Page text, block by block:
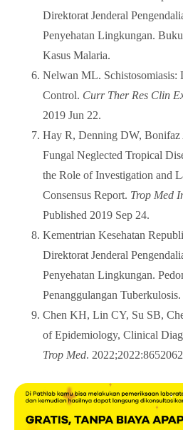
Direktorat Jenderal
Penyehatan Lingkungan.
Kasus Malaria.
Nelwan ML. Schistosomiasis:
Control. Curr Ther Res Clin
2019 Jun 22.
Hay R, Denning DW, Bonifaz
Fungal Neglected Tropical
the Role of Investigation and
Consensus Report. Trop Med
Published 2019 Sep 24.
Kementrian Kesehatan
Direktorat Jenderal
Penyehatan Lingkungan.
Penanggulangan Tuberkulosis.
Chen KH, Lin CY, Su SB,
of Epidemiology, Clinical
Trop Med.